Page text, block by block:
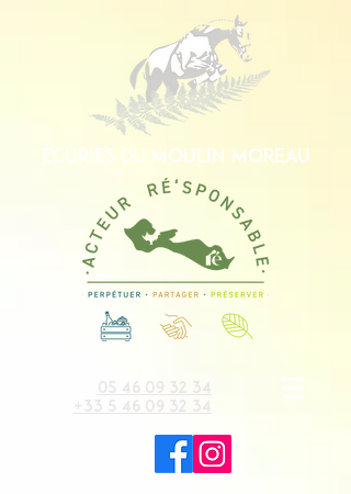
écuries du moulin moreau
05 46 09 32 34
+33 5 46 09 32 34